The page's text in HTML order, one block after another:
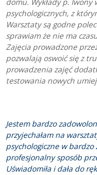
psychologicznych, z
Warsztaty są godne
sprawiam że nie ma
Zajęcia prowadzone
pozwalają oswoić się z
prowadzenia zajęć
testowania nowych
Jestem bardzo
przyjechałam na
psychologiczne w bardzo
profesjonalny sposób
Uświadomiła i dała do